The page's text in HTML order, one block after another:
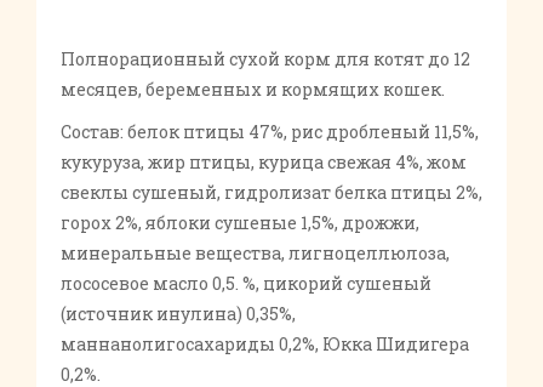
Полнорационный сухой корм для котят до 12
месяцев, беременных и кормящих кошек.
Состав: белок птицы 47%, рис дробленый 11,5%,
кукуруза, жир птицы, курица свежая 4%, жом
свеклы сушеный, гидролизат белка птицы 2%,
горох 2%, яблоки сушеные 1,5%, дрожжи,
минеральные вещества, лигноцеллюлоза,
лососевое масло 0,5. %, цикорий сушеный
(источник инулина) 0,35%,
маннанолигосахариды 0,2%, Юкка Шидигера
0,2%.